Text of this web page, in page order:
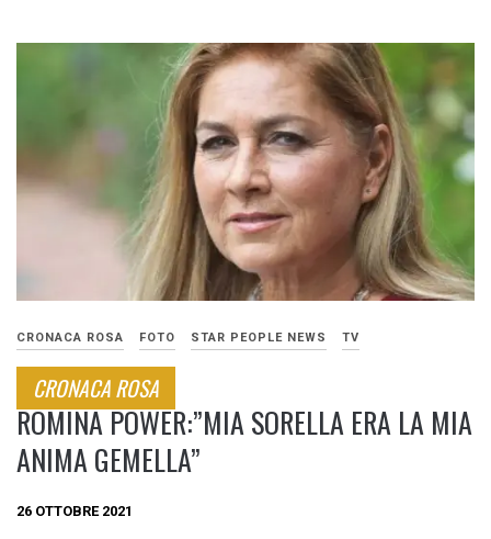
CRONACA ROSA FOTO STAR PEOPLE NEWS TV
CRONACA ROSA
ROMINA POWER:”MIA SORELLA ERA LA MIA
ANIMA GEMELLA”
26 OTTOBRE 2021